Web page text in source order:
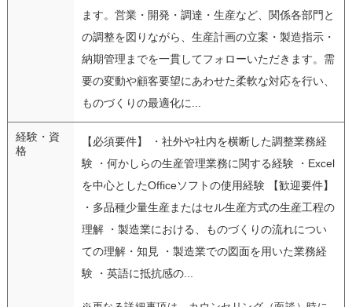
ます。営業・開発・調達・生産など、関係各部門と
の調整を図りながら、生産計画の立案・製造指示・
納期管理までを一貫してフォローいただきます。需
要の変動や顧客要望にあわせた柔軟な対応を行い、
ものづくりの最適化に...
経験・資
格
【必須要件】 ・社外や社内を横断した調整業務経
験 ・何かしらの生産管理業務に関する経験 ・Excel
を中心としたOfficeソフトの使用経験 【歓迎要件】
・多品種少量生産またはセル生産方式の生産工程の
理解 ・製造業における、ものづくりの流れについ
ての理解・知見 ・製造業での図面を用いた業務経
験 ・英語に抵抗感の...